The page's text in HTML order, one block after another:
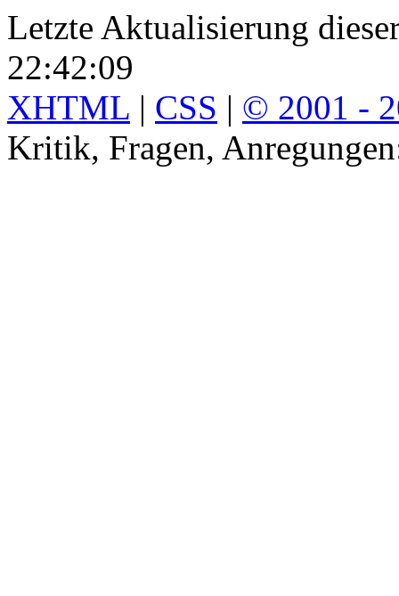
Letzte Aktualisierung
22:42:09
XHTML | CSS | © 2001 -
Kritik, Fragen,